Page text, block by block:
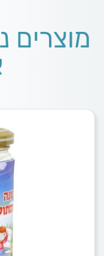
מוצרים